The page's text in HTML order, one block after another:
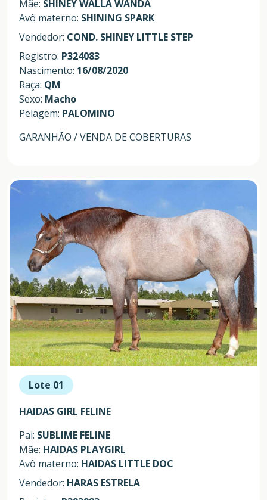
Mãe: SHINEY WALLA WANDA
Avô materno: SHINING SPARK
Vendedor: COND. SHINEY LITTLE STEP
Registro: P324083
Nascimento: 16/08/2020
Raça: QM
Sexo: Macho
Pelagem: PALOMINO
GARANHÃO / VENDA DE COBERTURAS
Lote 01
HAIDAS GIRL FELINE
Pai: SUBLIME FELINE
Mãe: HAIDAS PLAYGIRL
Avô materno: HAIDAS LITTLE DOC
Vendedor: HARAS ESTRELA